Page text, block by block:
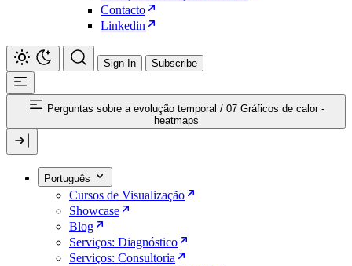
Contacto
Linkedin
Sign In Subscribe
Perguntas sobre a evolução temporal / 07 Gráficos de calor -
heatmaps
Português
Cursos de Visualização
Showcase
Blog
Serviços: Diagnóstico
Serviços: Consultoria